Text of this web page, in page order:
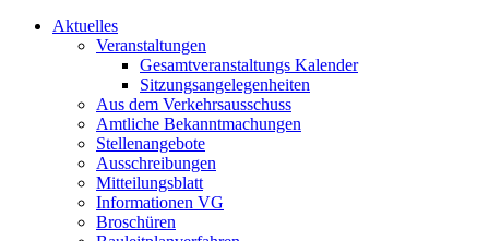
Aktuelles
Veranstaltungen
Gesamtveranstaltungs Kalender
Sitzungsangelegenheiten
Aus dem Verkehrsausschuss
Amtliche Bekanntmachungen
Stellenangebote
Ausschreibungen
Mitteilungsblatt
Informationen VG
Broschüren